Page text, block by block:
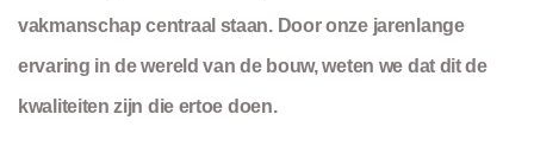
vakmanschap centraal staan. Door onze jarenlange
ervaring in de wereld van de bouw, weten we dat dit de
kwaliteiten zijn die ertoe doen.